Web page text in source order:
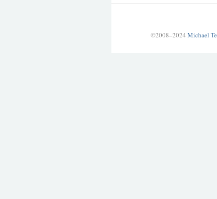
©2008–2024 Michael